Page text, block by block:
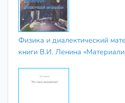
Физика и диалектический
книги В.И. Ленина